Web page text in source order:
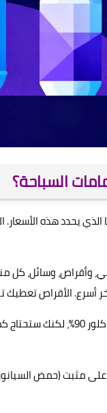
السباحة؟
الذي يحدد هذه
وأقراص، وسائل،
الأقراص تعطيك
التركيز: هذا هو المحرك الرئيسي
مثبت (حمض